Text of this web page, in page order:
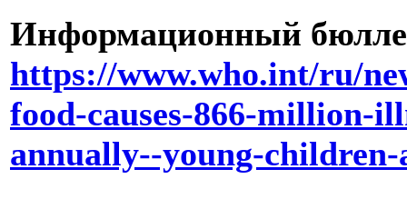
Информационный
https://www.who.int/ru/
food-causes-866-million-
annually--young-